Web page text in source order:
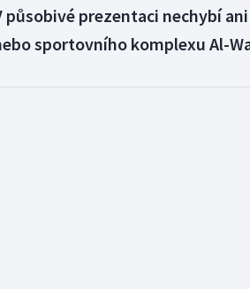
prezentaci nechybí
sportovního komplexu Al-